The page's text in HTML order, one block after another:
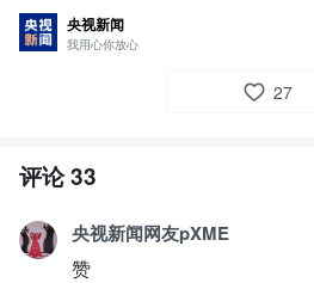
央视新闻
我用心你放心
27
评论33
央视新闻网友pXME
赞